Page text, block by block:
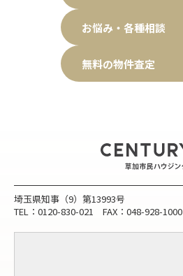
お悩み・各種相談
無料の物件査定
埼玉県知事（9）第13993号
TEL：0120-830-021 FAX：048-928-1000